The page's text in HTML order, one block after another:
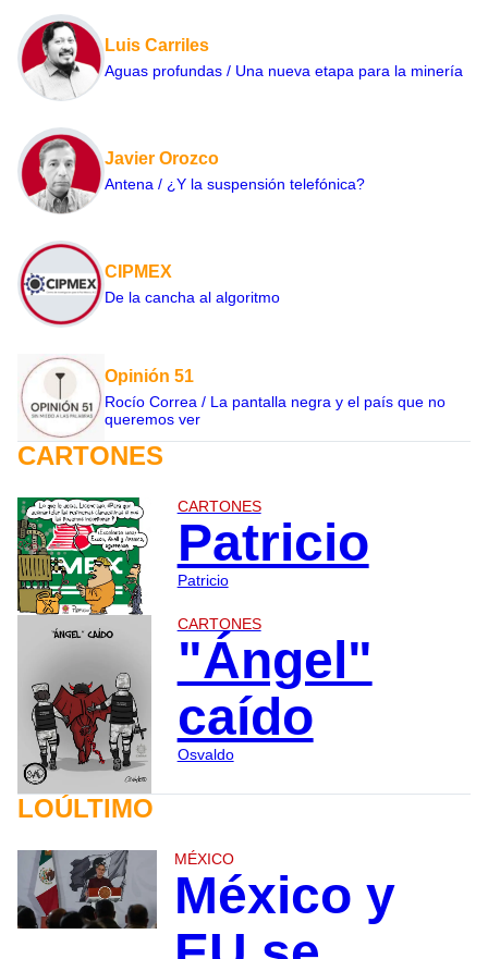
Luis Carriles
Aguas profundas / Una nueva etapa para la minería
Javier Orozco
Antena / ¿Y la suspensión telefónica?
CIPMEX
De la cancha al algoritmo
Opinión 51
Rocío Correa / La pantalla negra y el país que no
queremos ver
CARTONES
CARTONES
Patricio
Patricio
CARTONES
"Ángel"
caído
Osvaldo
LOÚLTIMO
MÉXICO
México y